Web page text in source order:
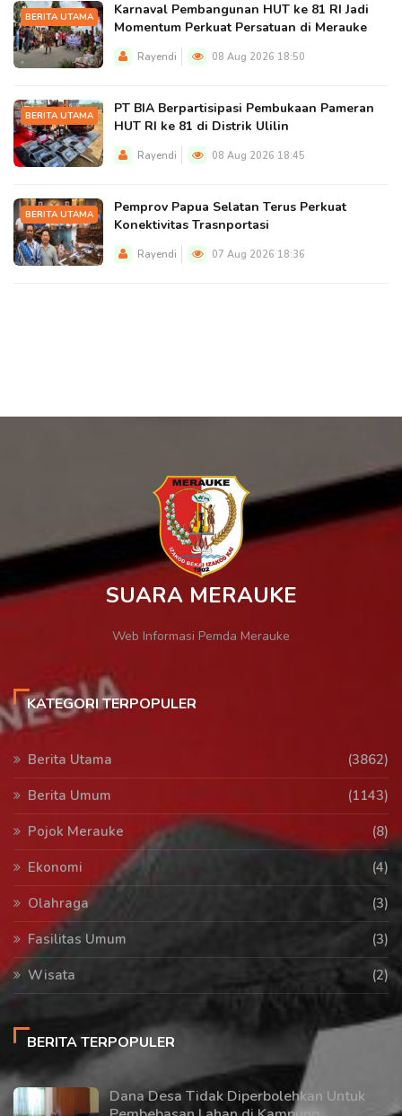
BERITA UTAMA
Karnaval Pembangunan HUT ke 81 RI Jadi
Momentum Perkuat Persatuan di Merauke
Rayendi 08 Aug 2026 18:50
BERITA UTAMA
PT BIA Berpartisipasi Pembukaan Pameran
HUT RI ke 81 di Distrik Ulilin
Rayendi 08 Aug 2026 18:45
BERITA UTAMA
Pemprov Papua Selatan Terus Perkuat
Konektivitas Trasnportasi
Rayendi 07 Aug 2026 18:36
SUARA MERAUKE
Web Informasi Pemda Merauke
KATEGORI TERPOPULER
Berita Utama
(3862)
Berita Umum
(1143)
Pojok Merauke
(8)
Ekonomi
(4)
Olahraga
(3)
Fasilitas Umum
(3)
Wisata
(2)
BERITA TERPOPULER
Dana Desa Tidak Diperbolehkan Untuk